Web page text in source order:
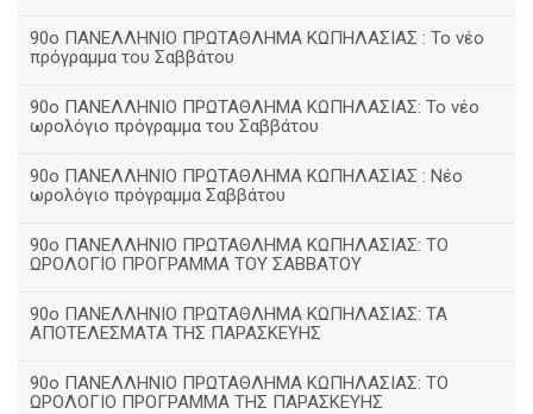
90ο ΠΑΝΕΛΛΗΝΙΟ ΠΡΩΤΑΘΛΗΜΑ ΚΩΠΗΛΑΣΙΑΣ : Το νέο
πρόγραμμα του Σαββάτου
90ο ΠΑΝΕΛΛΗΝΙΟ ΠΡΩΤΑΘΛΗΜΑ ΚΩΠΗΛΑΣΙΑΣ: Το νέο
ωρολόγιο πρόγραμμα του Σαββάτου
90ο ΠΑΝΕΛΛΗΝΙΟ ΠΡΩΤΑΘΛΗΜΑ ΚΩΠΗΛΑΣΙΑΣ : Νέο
ωρολόγιο πρόγραμμα Σαββάτου
90ο ΠΑΝΕΛΛΗΝΙΟ ΠΡΩΤΑΘΛΗΜΑ ΚΩΠΗΛΑΣΙΑΣ: ΤΟ
ΩΡΟΛΟΓΙΟ ΠΡΟΓΡΑΜΜΑ ΤΟΥ ΣΑΒΒΑΤΟΥ
90ο ΠΑΝΕΛΛΗΝΙΟ ΠΡΩΤΑΘΛΗΜΑ ΚΩΠΗΛΑΣΙΑΣ: ΤΑ
ΑΠΟΤΕΛΕΣΜΑΤΑ ΤΗΣ ΠΑΡΑΣΚΕΥΗΣ
90ο ΠΑΝΕΛΛΗΝΙΟ ΠΡΩΤΑΘΛΗΜΑ ΚΩΠΗΛΑΣΙΑΣ: ΤΟ
ΩΡΟΛΟΓΙΟ ΠΡΟΓΡΑΜΜΑ ΤΗΣ ΠΑΡΑΣΚΕΥΗΣ